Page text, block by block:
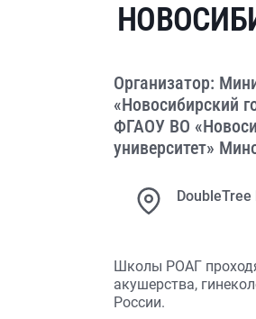
Организатор:
«Новосибирский
ФГАОУ ВО
университет»
Школы РОАГ
акушерства,
России.